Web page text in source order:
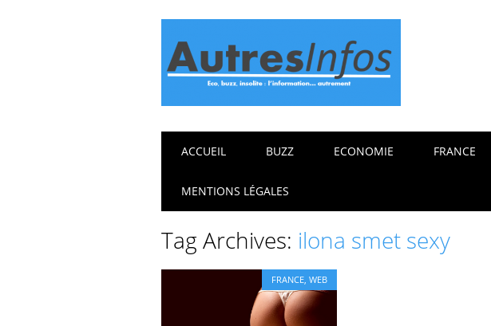
Main menu
ACCUEIL BUZZ ECONOMIE FRANCE
MENTIONS LÉGALES
Tag Archives: ilona smet sexy
FRANCE,WEB